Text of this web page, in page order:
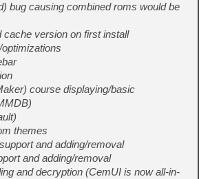
bug causing combined roms would be
cache version on first install
course displaying/basic
themes
and adding/removal
and adding/removal
and decryption (CemUI is now all-in-